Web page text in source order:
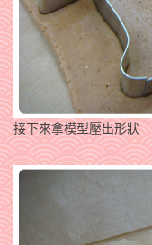
接下來拿模型壓出形狀